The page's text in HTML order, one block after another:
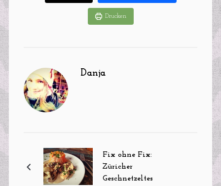
Drucken
Danja
Fix ohne Fix:
Züricher
Geschnetzeltes